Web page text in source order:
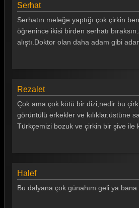
Serhat
Serhatın meleğe yaptığı çok
öğrenince ikisi birden serhatı
alıştı.Doktor olan daha adam gibi
Rezalet
Çok ama çok kötü bir dizi,nedir bu
görüntülü erkekler ve kılıklar.üstüne
Türkçemizi bozuk ve çirkin bir şive ile
Halef
Bu dalyana çok günahım geli ya bana